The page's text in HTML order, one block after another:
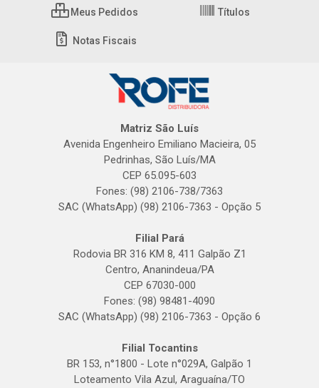
Meus Pedidos Títulos
Notas Fiscais
Matriz São Luís
Avenida Engenheiro Emiliano Macieira, 05
Pedrinhas, São Luís/MA
CEP 65.095-603
Fones: (98) 2106-738/7363
SAC (WhatsApp) (98) 2106-7363 - Opção 5
Filial Pará
Rodovia BR 316 KM 8, 411 Galpão Z1
Centro, Ananindeua/PA
CEP 67030-000
Fones: (98) 98481-4090
SAC (WhatsApp) (98) 2106-7363 - Opção 6
Filial Tocantins
BR 153, n°1800 - Lote n°029A, Galpão 1
Loteamento Vila Azul, Araguaína/TO